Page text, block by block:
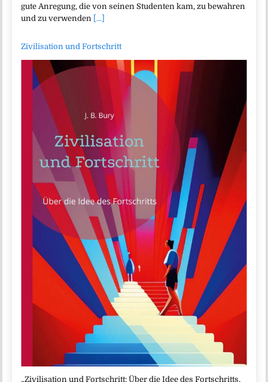
gute Anregung, die von seinen Studenten kam, zu bewahren
und zu verwenden [...]
Zivilisation und Fortschritt
„Zivilisation und Fortschritt: Über die Idee des Fortschritts,